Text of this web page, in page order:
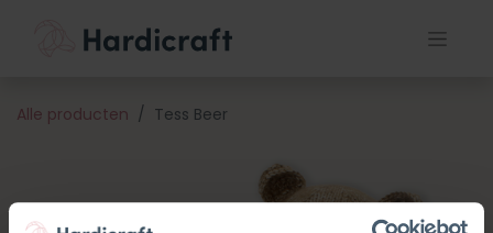
Alle producten Tess Beer